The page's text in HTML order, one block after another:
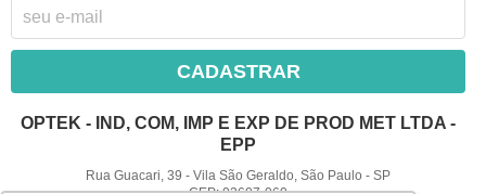
CADASTRAR
OPTEK - IND, COM, IMP E EXP DE PROD MET LTDA -
EPP
Rua Guacari, 39 -Vila São Geraldo, São Paulo -SP